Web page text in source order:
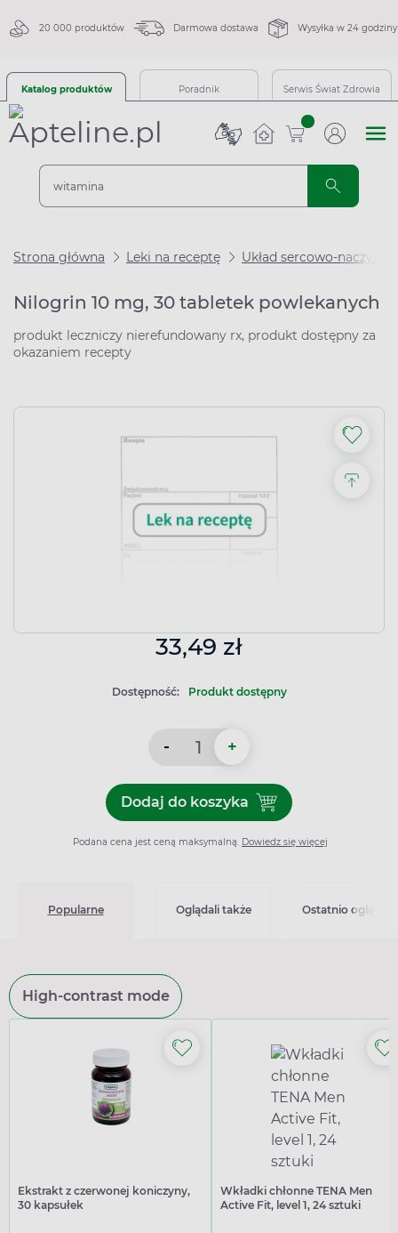
20 000 produktów Darmowa dostawa Wysyłka w 24 godziny
Katalog produktów Poradnik Serwis Świat Zdrowia
sztuk
Strona główna Leki na receptę Układ sercowo-
Nilogrin 10 mg, 30 tabletek powlekanych
produkt leczniczy nierefundowany rx, produkt dostępny za
okazaniem recepty
33,49 zł
Dostępność: Produkt dostępny
- +
Dodaj do koszykaDodaj do koszyka Nilogrin
Podana cena jest ceną maksymalną. Dowiedz się więcej
Popularne Oglądali także Ostatnio
High-contrast mode
Ekstrakt z czerwonej koniczyny,
30 kapsułek
Wkładki chłonne TENA Men
Active Fit, level 1, 24 sztuki